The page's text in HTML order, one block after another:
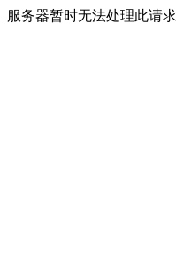
服务器暂时无法处理此请求